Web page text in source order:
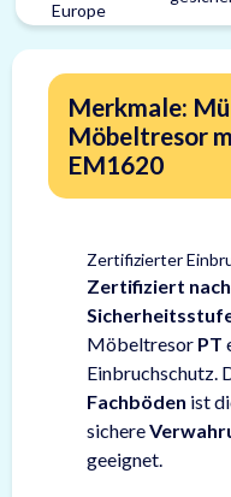
Merkmale:
Möbeltresor
EM1620
Zertifizierter
Zertifiziert nach
Möbeltresor PT
Einbruchschutz.
Fachböden ist
sichere
geeignet.